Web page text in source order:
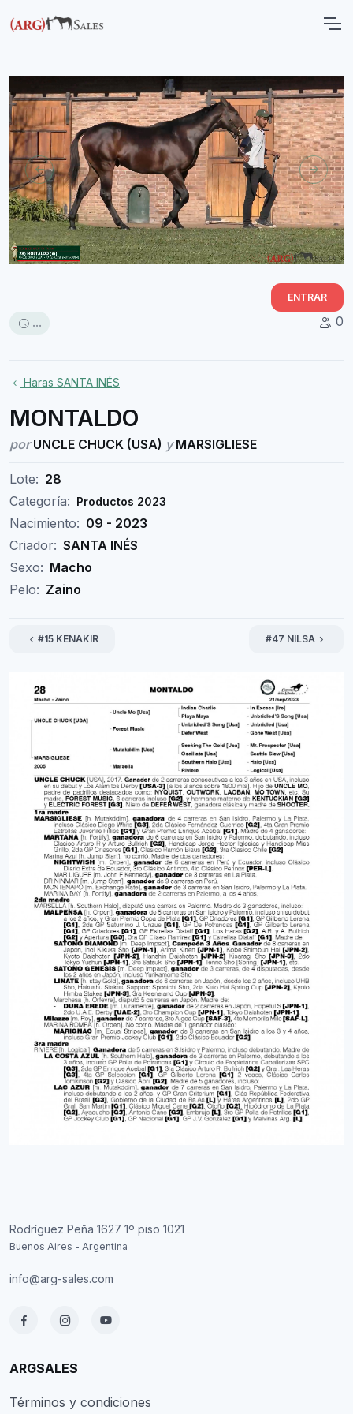
ENTRAR
... 0
Haras SANTA INÉS
MONTALDO
porUNCLE CHUCK (USA) yMARSIGLIESE
Lote: 28
Categoría: Productos 2023
Nacimiento: 09 - 2023
Criador: SANTA INÉS
Sexo: Macho
Pelo: Zaino
#15 KENAKIR #47 NILSA
Rodríguez Peña 1627 1º piso 1021
Buenos Aires - Argentina
info@arg-sales.com
ARGSALES
Términos y condiciones